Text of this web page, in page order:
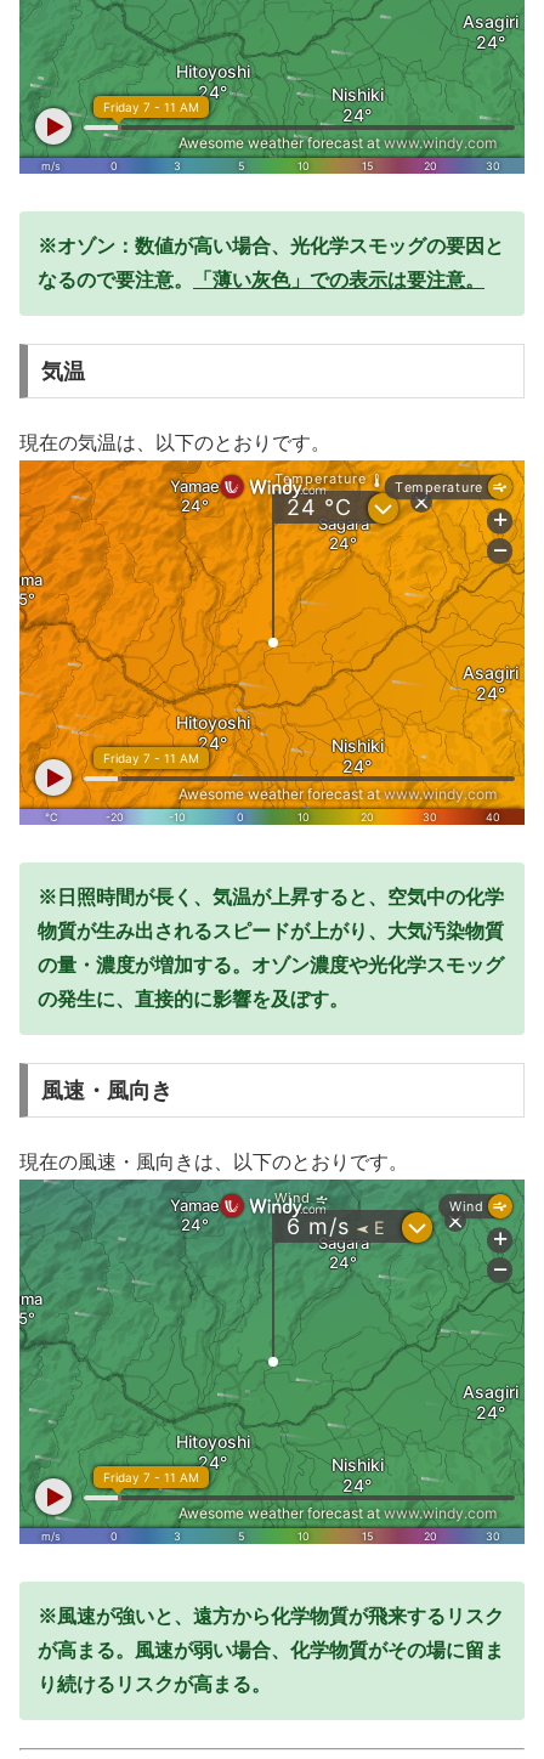
※オゾン：数値が高い場合、光化学スモッグの要因と
なるので要注意。
「薄い灰色」での表示は要注意。
気温
現在の気温は、以下のとおりです。
※日照時間が長く、気温が上昇すると、空気中の化学
物質が生み出されるスピードが上がり、大気汚染物質
の量・濃度が増加する。オゾン濃度や光化学スモッグ
の発生に、直接的に影響を及ぼす。
風速・風向き
現在の風速・風向きは、以下のとおりです。
※風速が強いと、遠方から化学物質が飛来するリスク
が高まる。風速が弱い場合、化学物質がその場に留ま
り続けるリスクが高まる。